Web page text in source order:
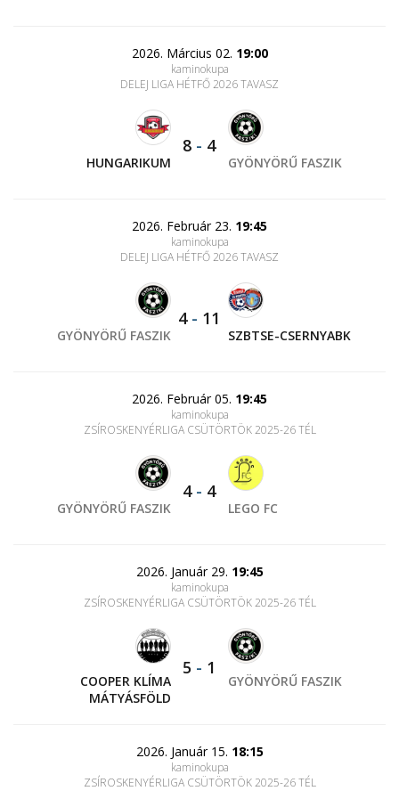
2026. Március 02. 19:00
kaminokupa
DELEJ LIGA HÉTFŐ 2026 TAVASZ
HUNGARIKUM
8 - 4
GYÖNYÖRŰ FASZIK
2026. Február 23. 19:45
kaminokupa
DELEJ LIGA HÉTFŐ 2026 TAVASZ
GYÖNYÖRŰ FASZIK
4- 11
SZBTSE-CSERNYABK
2026. Február 05. 19:45
kaminokupa
ZSÍROSKENYÉRLIGA CSÜTÖRTÖK 2025-26 TÉL
GYÖNYÖRŰ FASZIK
4- 4
LEGO FC
2026. Január 29. 19:45
kaminokupa
ZSÍROSKENYÉRLIGA CSÜTÖRTÖK 2025-26 TÉL
COOPER KLÍMA
MÁTYÁSFÖLD
5 - 1
GYÖNYÖRŰ FASZIK
2026. Január 15. 18:15
kaminokupa
ZSÍROSKENYÉRLIGA CSÜTÖRTÖK 2025-26 TÉL